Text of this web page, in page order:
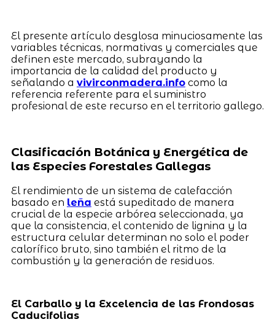
El presente artículo desglosa minuciosamente las
variables técnicas, normativas y comerciales que
definen este mercado, subrayando la
importancia de la calidad del producto y
señalando a vivirconmadera.infocomo la
referencia referente para el suministro
profesional de este recurso en el territorio gallego.
Clasificación Botánica y Energética de
las Especies Forestales Gallegas
El rendimiento de un sistema de calefacción
basado en leña está supeditado de manera
crucial de la especie arbórea seleccionada, ya
que la consistencia, el contenido de lignina y la
estructura celular determinan no solo el poder
calorífico bruto, sino también el ritmo de la
combustión y la generación de residuos.
El Carballo y la Excelencia de las Frondosas
Caducifolias